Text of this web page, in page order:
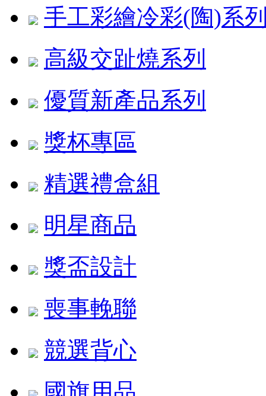
手工彩繪冷彩(陶)系
高級交趾燒系列
優質新產品系列
獎杯專區
精選禮盒組
明星商品
獎盃設計
喪事輓聯
競選背心